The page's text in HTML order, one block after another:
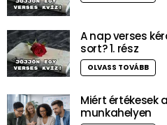
A nap verses
sort? 1. rész
OLVASS TOVÁBB
Miért értékesek
munkahelyen